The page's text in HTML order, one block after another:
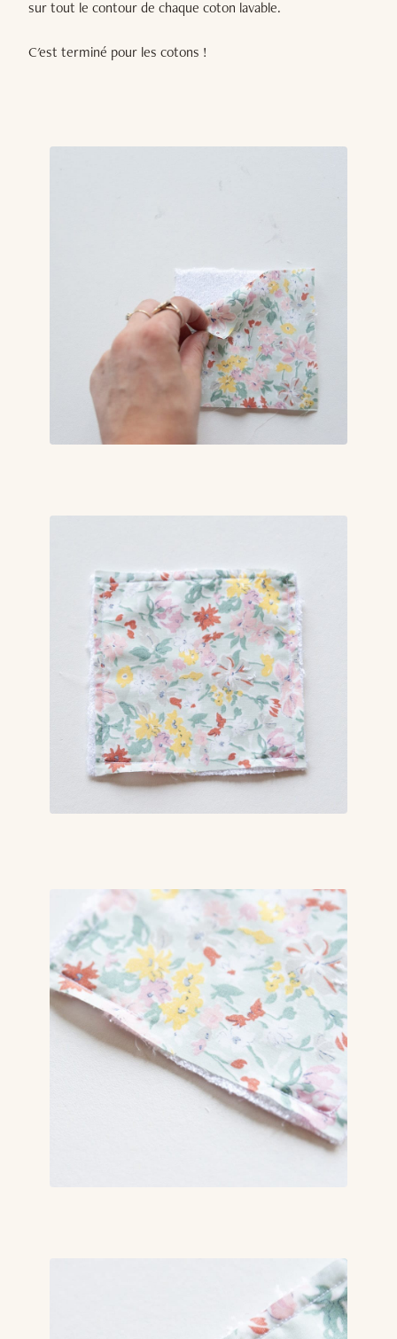
sur tout le contour de chaque coton lavable.
C'est terminé pour les cotons !